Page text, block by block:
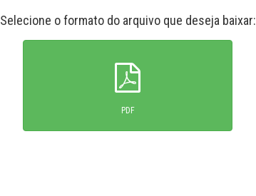
Selecione o formato do arquivo que deseja baixar:
PDF